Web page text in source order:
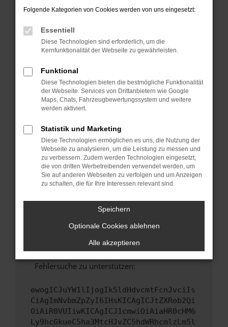
Manche Erweiterungen, wie Werbeblocker,
können das Laden bestimmter Seiten
verhindern. Funktioniert die Seite in einem
Fenster?
Starte dein Gerät neu.
Das kann manchmal helfen, vorübergehende
Probleme zu beheben.
Stelle sicher, dass dein Browser und dein
Betriebssystem auf dem neuesten Stand
sind.
Veraltete Software birgt nicht nur ein
Sicherheitsrisiko, sondern kann auch dazu
führen, dass bestimmte Funktionen nicht mehr
Wende dich an den Webseitenbetreiber.
Wenn du alle oben genannten Schritte versucht
hast, kontaktiere uns bitte. Wir werden
versuchen, das Problem zu beheben. Du kannst
uns diesen Text schicken, um uns bei der
Fehlersuche zu unterstützen:
ewogICJuYW1lIjogIk5ldHdvcmtFcnJvciIs
CiAgImNvbmZpZyI6IHsKICAgICJtZXRob2Qi
OiAiR0VUIiwKICAgICJ1cmwiOiAiaHR0cHM6
Ly9hcGkueC5ha3MtcHJvZC5hdWRhcmlzLm5l
Folgende Kategorien von Cookies werden von uns eingesetzt:
Essentiell
Diese Technologien sind erforderlich, um die
Kernfunktionalität der Webseite zu gewährleisten.
Funktional
Diese Technologien bieten die bestmögliche Funktionalität
der Webseite. Services von Drittanbietern wie Google
Maps, Chats, Fahrzeugbewertungssystem und weitere
werden aktiviert.
Statistik und Marketing
Diese Technologien ermöglichen es uns, die Nutzung der
Webseite zu analysieren, um die Leistung zu messen und
zu verbessern. Zudem werden Technologien eingesetzt,
die von dritten Werbetreibenden verwendet werden, um
Sie auf anderen Webseiten zu verfolgen und um Anzeigen
zu schalten, die für Ihre Interessen relevant sind.
Speichern
Optionale Cookies ablehnen
Alle akzeptieren